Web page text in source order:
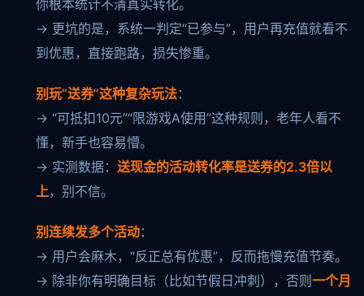
你根本统计不清真实转化。
→ 更坑的是，系统一判定“已参与”，用户再充值就看不
到优惠，直接跑路，损失惨重。
别玩“送券”这种复杂玩法：
→ “可抵扣10元”“限游戏A使用”这种规则，老年人看不
懂，新手也容易懵。
→ 实测数据： 送现金的活动转化率是送券的2.3倍以
上，别不信。
别连续发多个活动：
→ 用户会麻木，“反正总有优惠”，反而拖慢充值节奏。
→ 除非你有明确目标（比如节假日冲刺），否则 一个月